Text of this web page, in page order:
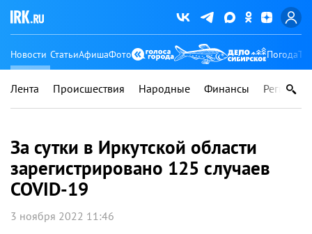
Новости СтатьиАфишаФото Погода
Лента Происшествия Народные Финансы Регионы
За сутки в Иркутской области
зарегистрировано 125 случаев
COVID-19
3 ноября 2022 11:46